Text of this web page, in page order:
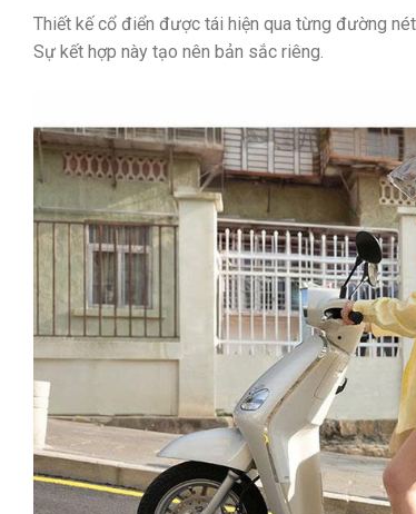
Thiết kế cổ điển được tái hiện qua từng đường
Sự kết hợp này tạo nên bản sắc riêng.